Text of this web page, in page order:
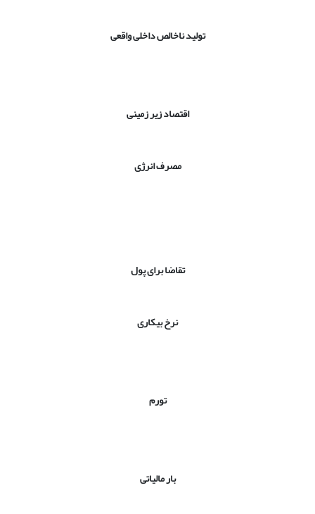
تولید ناخالص داخلی واقعی
اقتصاد زیر زمینی
مصرف انرژی
تقاضا برای پول
نرخ بیکاری
تورم
بار مالیاتی